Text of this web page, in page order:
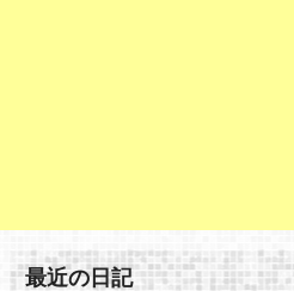
最近の日記